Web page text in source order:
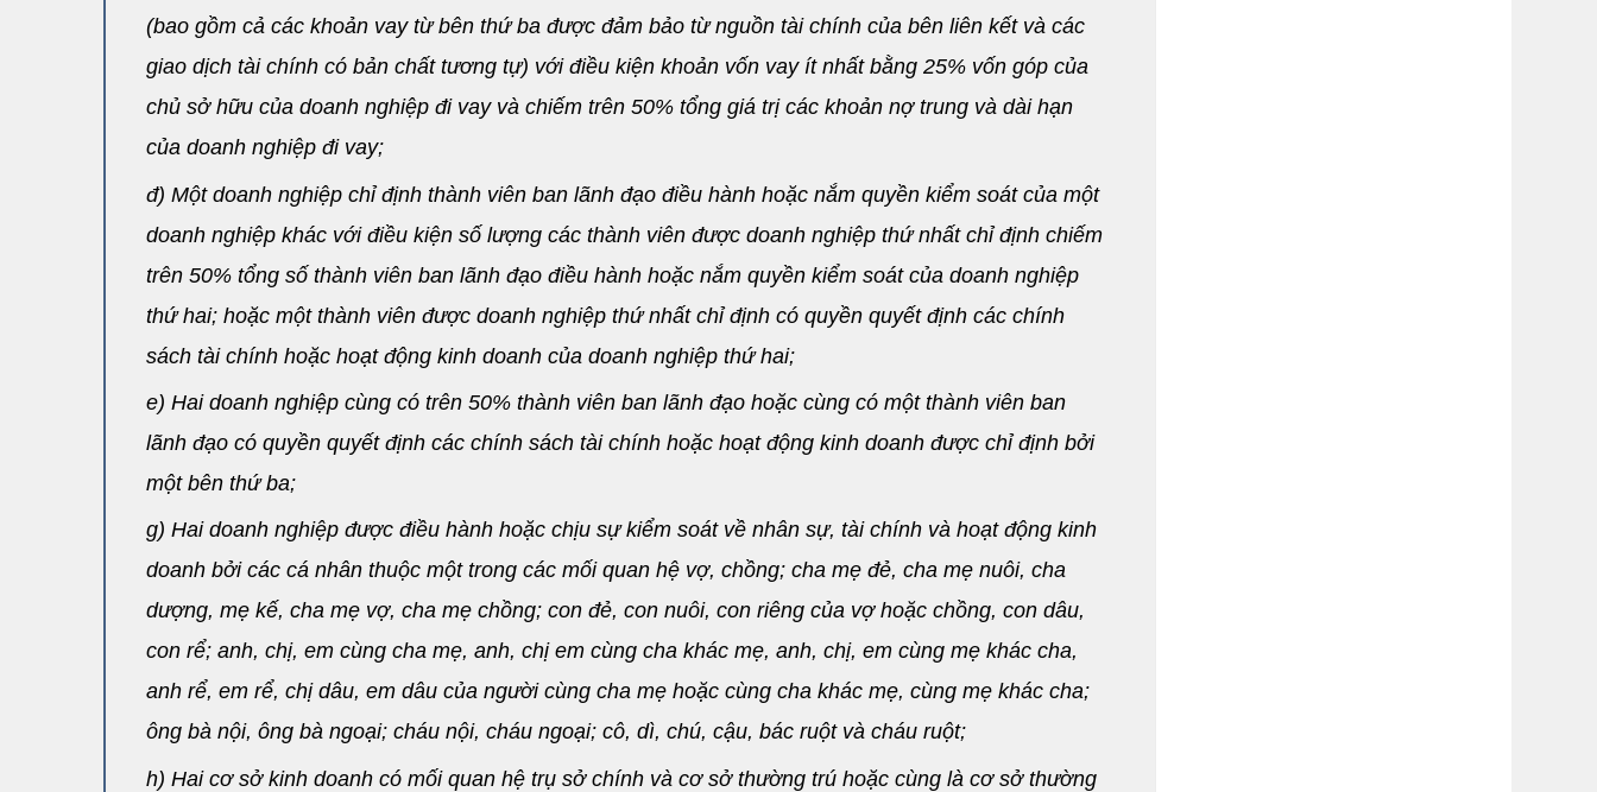
(bao gồm cả các khoản vay từ bên thứ ba được đảm bảo từ nguồn tài chính của bên liên kết và các
giao dịch tài chính có bản chất tương tự) với điều kiện khoản vốn vay ít nhất bằng 25% vốn góp của
chủ sở hữu của doanh nghiệp đi vay và chiếm trên 50% tổng giá trị các khoản nợ trung và dài hạn
của doanh nghiệp đi vay;
đ) Một doanh nghiệp chỉ định thành viên ban lãnh đạo điều hành hoặc nắm quyền kiểm soát của một
doanh nghiệp khác với điều kiện số lượng các thành viên được doanh nghiệp thứ nhất chỉ định chiếm
trên 50% tổng số thành viên ban lãnh đạo điều hành hoặc nắm quyền kiểm soát của doanh nghiệp
thứ hai; hoặc một thành viên được doanh nghiệp thứ nhất chỉ định có quyền quyết định các chính
sách tài chính hoặc hoạt động kinh doanh của doanh nghiệp thứ hai;
e) Hai doanh nghiệp cùng có trên 50% thành viên ban lãnh đạo hoặc cùng có một thành viên ban
lãnh đạo có quyền quyết định các chính sách tài chính hoặc hoạt động kinh doanh được chỉ định bởi
một bên thứ ba;
g) Hai doanh nghiệp được điều hành hoặc chịu sự kiểm soát về nhân sự, tài chính và hoạt động kinh
doanh bởi các cá nhân thuộc một trong các mối quan hệ vợ, chồng; cha mẹ đẻ, cha mẹ nuôi, cha
dượng, mẹ kế, cha mẹ vợ, cha mẹ chồng; con đẻ, con nuôi, con riêng của vợ hoặc chồng, con dâu,
con rể; anh, chị, em cùng cha mẹ, anh, chị em cùng cha khác mẹ, anh, chị, em cùng mẹ khác cha,
anh rể, em rể, chị dâu, em dâu của người cùng cha mẹ hoặc cùng cha khác mẹ, cùng mẹ khác cha;
ông bà nội, ông bà ngoại; cháu nội, cháu ngoại; cô, dì, chú, cậu, bác ruột và cháu ruột;
h) Hai cơ sở kinh doanh có mối quan hệ trụ sở chính và cơ sở thường trú hoặc cùng là cơ sở thường